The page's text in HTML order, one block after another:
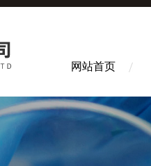
网站首页